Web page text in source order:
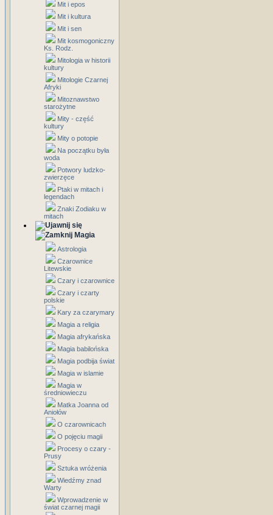
Mit i epos
Mit i kultura
Mit i sen
Mit kosmogoniczny
Ks. Rodz.
Mitologia w historii
kultury
Mitologie Czarnej
Afryki
Mitoznawstwo
starożytne
Mity - część
kultury
Mity o potopie
Na początku była
woda
Potwory ludzko-
zwierzęce
Ptaki w mitach i
legendach
Znaki Zodiaku w
mitach
Magia
Astrologia
Czarownice
Litewskie
Czary i czarownice
Czary i czarty
polskie
Kary za czarymary
Magia a religia
Magia afrykańska
Magia babilońska
Magia podbija świat
Magia w islamie
Magia w
średniowieczu
Matka Joanna od
Aniołów
O czarownicach
O pojęciu magii
Procesy o czary -
Prusy
Sztuka wróżenia
Wiedźmy znad
Warty
Wprowadzenie w
świat czarnej magii